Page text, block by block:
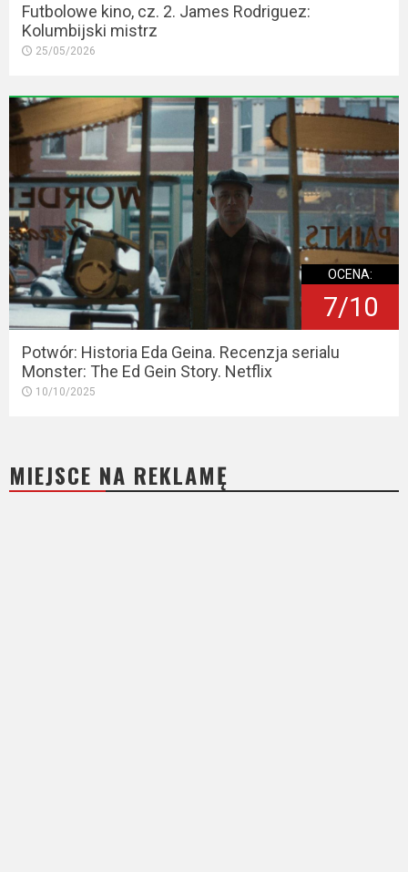
Futbolowe kino, cz. 2. James Rodriguez:
Kolumbijski mistrz
25/05/2026
OCENA:
7/10
Potwór: Historia Eda Geina. Recenzja serialu
Monster: The Ed Gein Story. Netflix
10/10/2025
MIEJSCE NA REKLAMĘ